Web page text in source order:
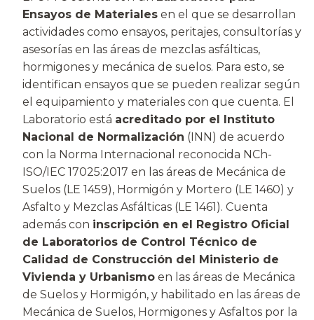
Ensayos de Materiales en el que se desarrollan
actividades como ensayos, peritajes, consultorías y
asesorías en las áreas de mezclas asfálticas,
hormigones y mecánica de suelos. Para esto, se
identifican ensayos que se pueden realizar según
el equipamiento y materiales con que cuenta. El
Laboratorio está acreditado por el Instituto
Nacional de Normalización (INN) de acuerdo
con la Norma Internacional reconocida NCh-
ISO/IEC 17025:2017 en las áreas de Mecánica de
Suelos (LE 1459), Hormigón y Mortero (LE 1460) y
Asfalto y Mezclas Asfálticas (LE 1461). Cuenta
además con inscripción en el Registro Oficial
de Laboratorios de Control Técnico de
Calidad de Construcción del Ministerio de
Vivienda y Urbanismo en las áreas de Mecánica
de Suelos y Hormigón, y habilitado en las áreas de
Mecánica de Suelos, Hormigones y Asfaltos por la